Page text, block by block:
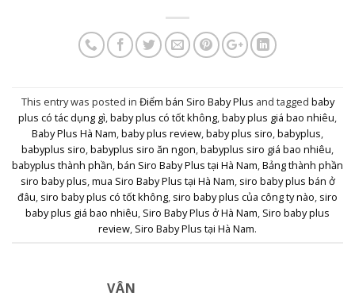
This entry was posted in Điểm bán Siro Baby Plus and tagged baby
plus có tác dụng gì baby plus có tốt không baby plus giá bao nhiêu
Baby Plus Hà Nam baby plus review baby plus siro babyplus
babyplus siro babyplus siro ăn ngon babyplus siro giá bao nhiêu
babyplus thành phần bán Siro Baby Plus tại Hà Nam Bảng thành phần
siro baby plus mua Siro Baby Plus tại Hà Nam siro baby plus bán ở
đâu siro baby plus có tốt không siro baby plus của công ty nào siro
baby plus giá bao nhiêu Siro Baby Plus ở Hà Nam Siro baby plus
review Siro Baby Plus tại Hà Nam.
VÂN